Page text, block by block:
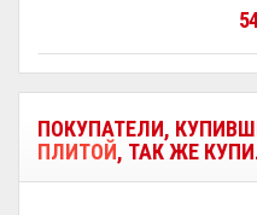
ПОКУПАТЕЛИ,
ПЛИТОЙ, ТАК ЖЕ